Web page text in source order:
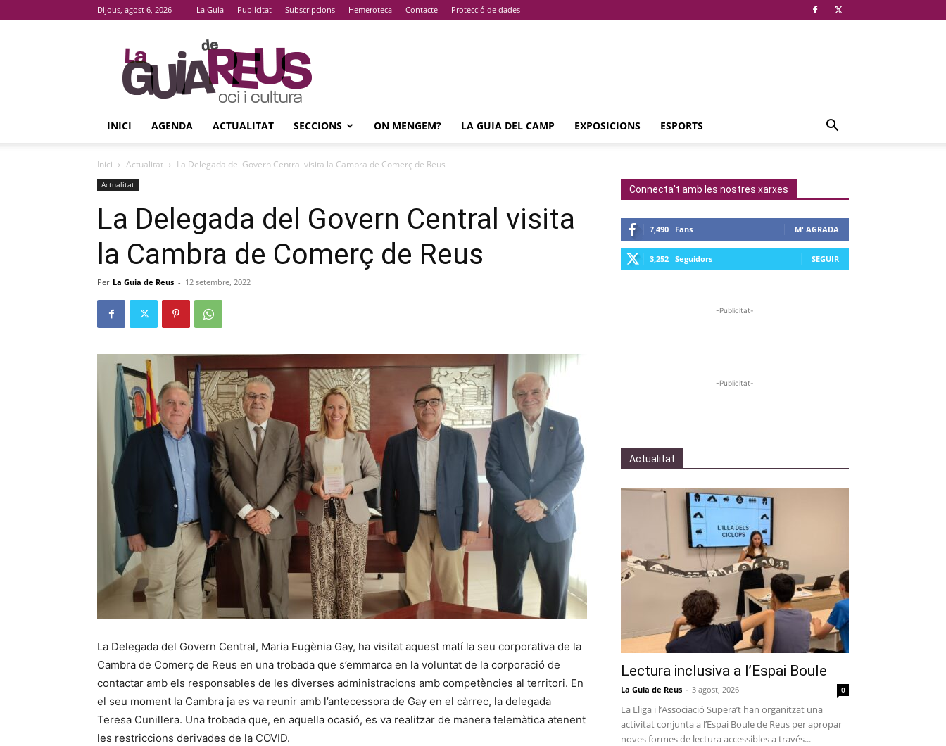
Dijous, agost 6, 2026 La Guia Publicitat Subscripcions Hemeroteca Contacte Protecció de dades
La
Guia
De
Reus
INICI AGENDA ACTUALITAT SECCIONS ON MENGEM? LA GUIA DEL CAMP EXPOSICIONS ESPORTS
Inici Actualitat La Delegada del Govern Central visita la Cambra de Comerç de Reus
Actualitat
La Delegada del Govern Central visita
la Cambra de Comerç de Reus
Per La Guia de Reus - 12 setembre, 2022
La Delegada del Govern Central, Maria Eugènia Gay, ha visitat aquest matí la seu corporativa de la
Cambra de Comerç de Reus en una trobada que s’emmarca en la voluntat de la corporació de
contactar amb els responsables de les diverses administracions amb competències al territori. En
el seu moment la Cambra ja es va reunir amb l’antecessora de Gay en el càrrec, la delegada
Teresa Cunillera. Una trobada que, en aquella ocasió, es va realitzar de manera telemàtica atenent
les restriccions derivades de la COVID.
Connecta't amb les nostres xarxes
7,490 Fans M' AGRADA
3,252 Seguidors SEGUIR
-Publicitat-
-Publicitat-
Actualitat
Lectura inclusiva a l’Espai Boule
La Guia de Reus - 3 agost, 2026 0
La Lliga i l’Associació Supera’t han organitzat una
activitat conjunta a l’Espai Boule de Reus per apropar
noves formes de lectura accessibles a través...